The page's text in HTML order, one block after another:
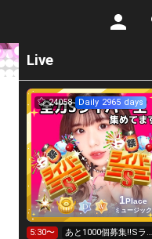
Live
1Place
ミュージック
24058 Daily 2965 days
5:30〜
あと1000個募集‼️Sラ